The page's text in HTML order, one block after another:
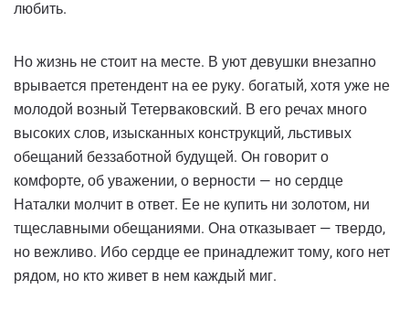
любить.
Но жизнь не стоит на месте. В уют девушки внезапно
врывается претендент на ее руку. богатый, хотя уже не
молодой возный Тетерваковский. В его речах много
высоких слов, изысканных конструкций, льстивых
обещаний беззаботной будущей. Он говорит о
комфорте, об уважении, о верности — но сердце
Наталки молчит в ответ. Ее не купить ни золотом, ни
тщеславными обещаниями. Она отказывает — твердо,
но вежливо. Ибо сердце ее принадлежит тому, кого нет
рядом, но кто живет в нем каждый миг.